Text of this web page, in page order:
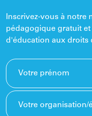
Inscrivez-vous à notre
pédagogique gratuit
d'éducation aux droits